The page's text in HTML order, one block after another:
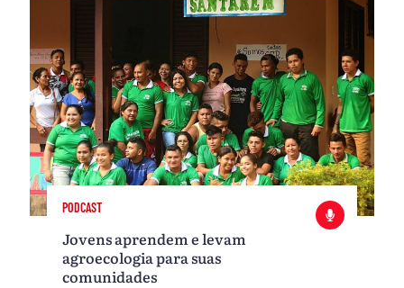
PODCAST
Jovens aprendem e levam
agroecologia para suas
comunidades